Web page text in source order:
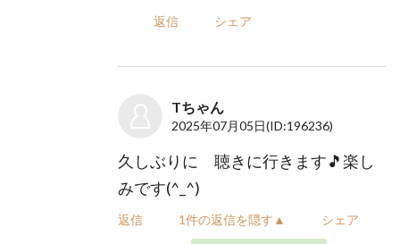
返信 シェア
Tちゃん
2025年07月05日(ID:196236)
久しぶりに 聴きに行きます🎵楽し
みです(^_^)
返信 1件の返信を隠す▲ シェア